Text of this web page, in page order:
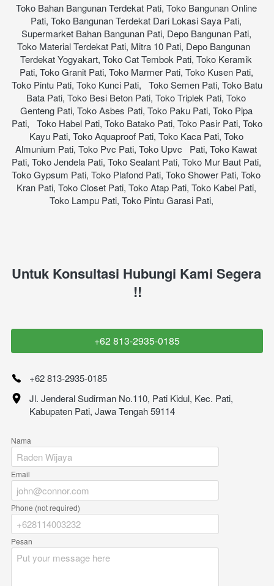
Toko Bahan Bangunan Terdekat Pati, Toko Bangunan Online
Pati, Toko Bangunan Terdekat Dari Lokasi Saya Pati,
Supermarket Bahan Bangunan Pati, Depo Bangunan Pati,
Toko Material Terdekat Pati, Mitra 10 Pati, Depo Bangunan
Terdekat Yogyakart, Toko Cat Tembok Pati, Toko Keramik
Pati, Toko Granit Pati, Toko Marmer Pati, Toko Kusen Pati,
Toko Pintu Pati, Toko Kunci Pati,   Toko Semen Pati, Toko Batu
Bata Pati, Toko Besi Beton Pati, Toko Triplek Pati, Toko
Genteng Pati, Toko Asbes Pati, Toko Paku Pati, Toko Pipa
Pati,   Toko Habel Pati, Toko Batako Pati, Toko Pasir Pati, Toko
Kayu Pati, Toko Aquaproof Pati, Toko Kaca Pati, Toko
Almunium Pati, Toko Pvc Pati, Toko Upvc   Pati, Toko Kawat
Pati, Toko Jendela Pati, Toko Sealant Pati, Toko Mur Baut Pati,
Toko Gypsum Pati, Toko Plafond Pati, Toko Shower Pati, Toko
Kran Pati, Toko Closet Pati, Toko Atap Pati, Toko Kabel Pati,
Toko Lampu Pati, Toko Pintu Garasi Pati,
Untuk Konsultasi Hubungi Kami Segera
!!
`+62 813-2935-0185
+62 813-2935-0185
Jl. Jenderal Sudirman No.110, Pati Kidul, Kec. Pati,
Kabupaten Pati, Jawa Tengah 59114
Nama
Email
Phone (not required)
Pesan